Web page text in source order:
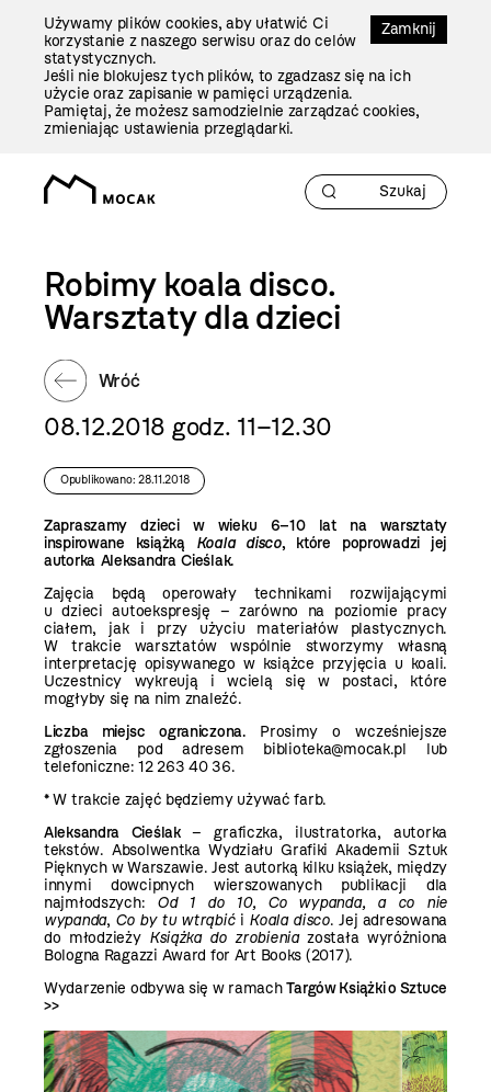
Zamknij
Używamy plików cookies, aby ułatwić Ci
korzystanie z naszego serwisu oraz do celów
statystycznych.
Jeśli nie blokujesz tych plików, to zgadzasz się na ich
użycie oraz zapisanie w pamięci urządzenia.
Pamiętaj, że możesz samodzielnie zarządzać cookies,
zmieniając ustawienia przeglądarki.
Robimy koala disco.
Warsztaty dla dzieci
Wróć
08.12.2018 godz. 11–12.30
Opublikowano: 28.11.2018
Zapraszamy dzieci w wieku 6–10 lat na warsztaty
inspirowane książką Koala disco, które poprowadzi jej
autorka Aleksandra Cieślak.
Zajęcia będą operowały technikami rozwijającymi
u dzieci autoekspresję – zarówno na poziomie pracy
ciałem, jak i przy użyciu materiałów plastycznych.
W trakcie warsztatów wspólnie stworzymy własną
interpretację opisywanego w książce przyjęcia u koali.
Uczestnicy wykreują i wcielą się w postaci, które
mogłyby się na nim znaleźć.
Liczba miejsc ograniczona.Prosimy o wcześniejsze
zgłoszenia pod adresem biblioteka@mocak.pl lub
telefoniczne: 12 263 40 36.
* W trakcie zajęć będziemy używać farb.
Aleksandra Cieślak– graficzka, ilustratorka, autorka
tekstów. Absolwentka Wydziału Grafiki Akademii Sztuk
Pięknych w Warszawie. Jest autorką kilku książek, między
innymi dowcipnych wierszowanych publikacji dla
najmłodszych: Od 1 do 10,
Co wypanda, a co nie
wypanda, Co by tu wtrąbići Koala disco. Jej adresowana
do młodzieży Książka do zrobieniazostała wyróżniona
Bologna Ragazzi Award for Art Books (2017).
Wydarzenie odbywa się w ramachTargów Książki o Sztuce
>>